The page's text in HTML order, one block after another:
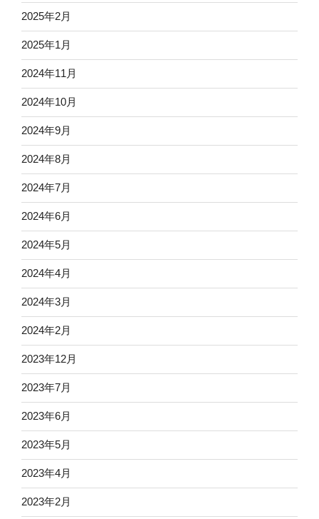
2025年2月
2025年1月
2024年11月
2024年10月
2024年9月
2024年8月
2024年7月
2024年6月
2024年5月
2024年4月
2024年3月
2024年2月
2023年12月
2023年7月
2023年6月
2023年5月
2023年4月
2023年2月